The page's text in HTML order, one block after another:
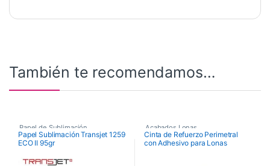
También te recomendamos…
Papel de Sublimación
Papel de Sublimación sin
Adhesivo
Papel Sublimación Transjet 1259
ECO II 95gr
Acabados Lonas
Cinta de Refuerzo Perimetral
con Adhesivo para Lonas